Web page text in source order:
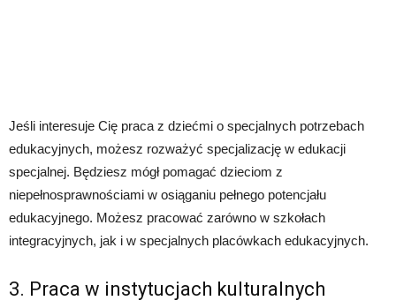
Jeśli interesuje Cię praca z dziećmi o specjalnych potrzebach
edukacyjnych, możesz rozważyć specjalizację w edukacji
specjalnej. Będziesz mógł pomagać dzieciom z
niepełnosprawnościami w osiąganiu pełnego potencjału
edukacyjnego. Możesz pracować zarówno w szkołach
integracyjnych, jak i w specjalnych placówkach edukacyjnych.
3. Praca w instytucjach kulturalnych